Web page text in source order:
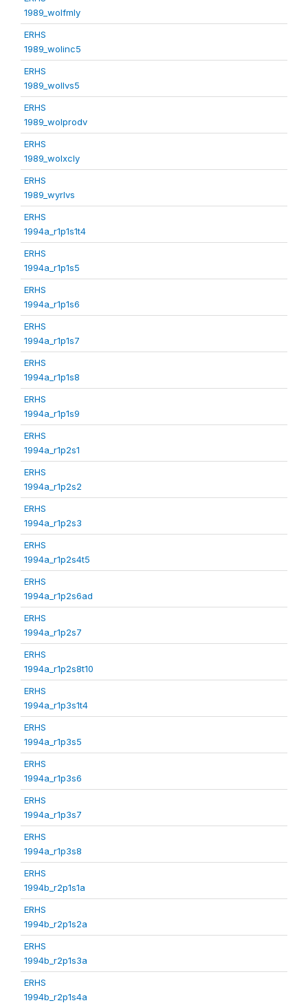
1989_wolfmly
ERHS
1989_wolinc5
ERHS
1989_wollvs5
ERHS
1989_wolprodv
ERHS
1989_wolxcly
ERHS
1989_wyrlvs
ERHS
1994a_r1p1s1t4
ERHS
1994a_r1p1s5
ERHS
1994a_r1p1s6
ERHS
1994a_r1p1s7
ERHS
1994a_r1p1s8
ERHS
1994a_r1p1s9
ERHS
1994a_r1p2s1
ERHS
1994a_r1p2s2
ERHS
1994a_r1p2s3
ERHS
1994a_r1p2s4t5
ERHS
1994a_r1p2s6ad
ERHS
1994a_r1p2s7
ERHS
1994a_r1p2s8t10
ERHS
1994a_r1p3s1t4
ERHS
1994a_r1p3s5
ERHS
1994a_r1p3s6
ERHS
1994a_r1p3s7
ERHS
1994a_r1p3s8
ERHS
1994b_r2p1s1a
ERHS
1994b_r2p1s2a
ERHS
1994b_r2p1s3a
ERHS
1994b_r2p1s4a